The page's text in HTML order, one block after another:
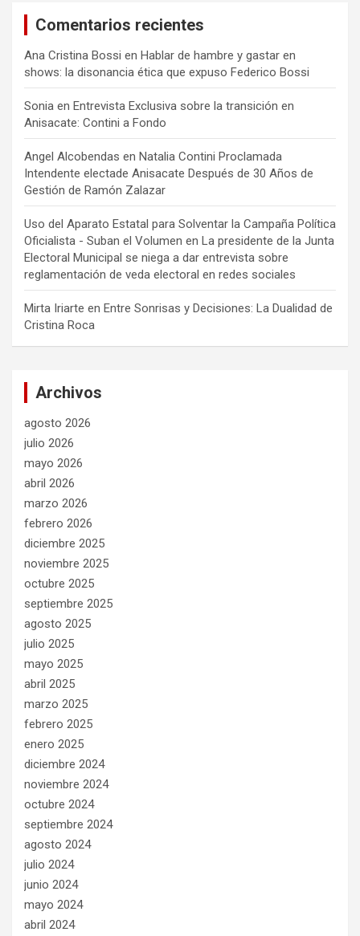
Comentarios recientes
Ana Cristina Bossi en Hablar de hambre y gastar en
shows: la disonancia ética que expuso Federico Bossi
Sonia en Entrevista Exclusiva sobre la transición en
Anisacate: Contini a Fondo
Angel Alcobendas en Natalia Contini Proclamada
Intendente electade Anisacate Después de 30 Años de
Gestión de Ramón Zalazar
Uso del Aparato Estatal para Solventar la Campaña Política
Oficialista - Suban el Volumen en La presidente de la Junta
Electoral Municipal se niega a dar entrevista sobre
reglamentación de veda electoral en redes sociales
Mirta Iriarte en Entre Sonrisas y Decisiones: La Dualidad de
Cristina Roca
Archivos
agosto 2026
julio 2026
mayo 2026
abril 2026
marzo 2026
febrero 2026
diciembre 2025
noviembre 2025
octubre 2025
septiembre 2025
agosto 2025
julio 2025
mayo 2025
abril 2025
marzo 2025
febrero 2025
enero 2025
diciembre 2024
noviembre 2024
octubre 2024
septiembre 2024
agosto 2024
julio 2024
junio 2024
mayo 2024
abril 2024